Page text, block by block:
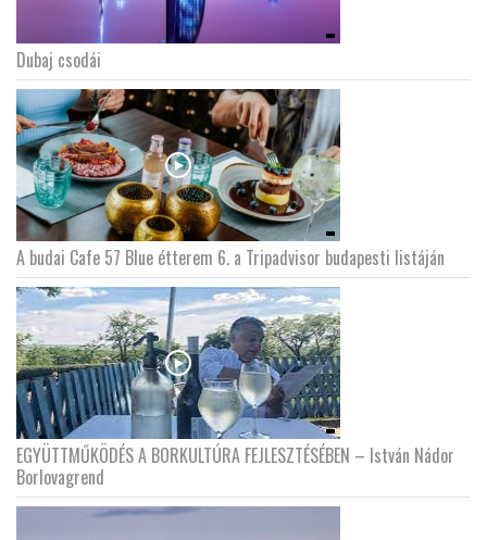
Dubaj csodái
A budai Cafe 57 Blue étterem 6. a Tripadvisor budapesti listáján
EGYÜTTMŰKÖDÉS A BORKULTÚRA FEJLESZTÉSÉBEN – István Nádor
Borlovagrend